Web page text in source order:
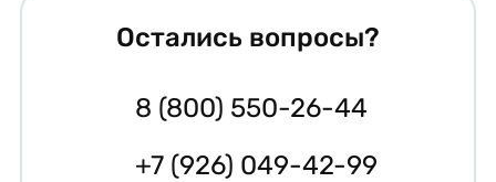
Остались вопросы?
8 (800) 550-26-44
+7 (926) 049-42-99